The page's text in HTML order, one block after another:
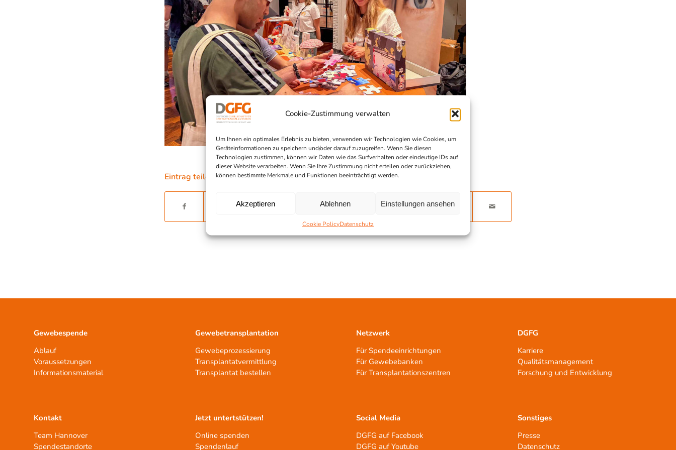
Cookie-Zustimmung verwalten
Um Ihnen ein optimales Erlebnis zu bieten, verwenden wir Technologien wie Cookies, um
Geräteinformationen zu speichern und/oder darauf zuzugreifen. Wenn Sie diesen
Technologien zustimmen, können wir Daten wie das Surfverhalten oder eindeutige IDs auf
dieser Website verarbeiten. Wenn Sie Ihre Zustimmung nicht erteilen oder zurückziehen,
können bestimmte Merkmale und Funktionen beeinträchtigt werden.
Akzeptieren Ablehnen Einstellungen ansehen
Cookie PolicyDatenschutz
Eintrag teilen
Gewebespende
Ablauf
Voraussetzungen
Informationsmaterial
Kontakt
Team Hannover
Spendestandorte
Gewebetransplantation
Gewebeprozessierung
Transplantatvermittlung
Transplantat bestellen
Jetzt untertstützen!
Online spenden
Spendenlauf
Netzwerk
Für Spendeeinrichtungen
Für Gewebebanken
Für Transplantationszentren
Social Media
DGFG auf Facebook
DGFG auf Youtube
DGFG
Karriere
Qualitätsmanagement
Forschung und Entwicklung
Sonstiges
Presse
Datenschutz